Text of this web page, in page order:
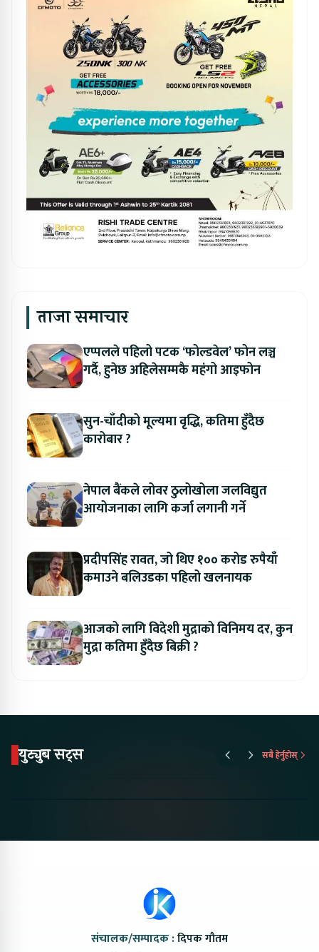
ताजा समाचार
एप्पलले पहिलो पटक ‘फोल्डवेल’ फोन लञ्च
गर्दै, हुनेछ अहिलेसम्मकै महंगो आइफोन
सुन-चाँदीको मूल्यमा वृद्धि, कतिमा हुँदैछ
कारोबार ?
नेपाल बैंकले लोवर ठुलोखोला जलविद्युत
आयोजनाका लागि कर्जा लगानी गर्ने
प्रदीपसिंह रावत, जो थिए १०० करोड रुपैयाँ
कमाउने बलिउडका पहिलो खलनायक
आजको लागि विदेशी मुद्राको विनिमय दर, कुन
मुद्रा कतिमा हुँदैछ बिक्री ?
युट्युब सट्स सबै हेर्नुहोस्
संचालक/सम्पादक :दिपक गौतम